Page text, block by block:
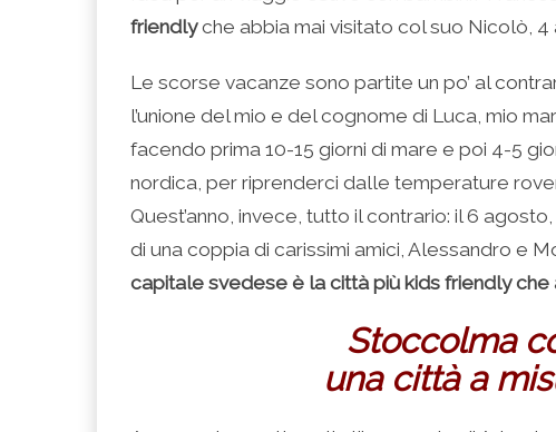
apre
finestra)
Twitter
(Si
nuova
Google+
(Si
nuova
LinkedIn
(Si
nuova
apre
in
friendlyche abbia mai visitato col suo Nicolò, 4
Le scorse vacanze sono partite un po’ al
l’unione del mio e del cognome di Luca, mio
facendo prima 10-15 giorni di mare e poi 4-5
nordica, per riprenderci dalle temperature
Quest’anno, invece, tutto il contrario: il 6
di una coppia di carissimi amici, Alessandro e
capitale svedese è la città più kids friendly
Stoccolma
una città a